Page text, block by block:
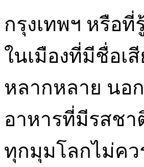
กรุงเทพฯ หรือ
ในเมืองที่มีชื่อเ
หลากหลาย นอ
อาหารที่มีรสชา
ทุกมุมโลกไม่คว